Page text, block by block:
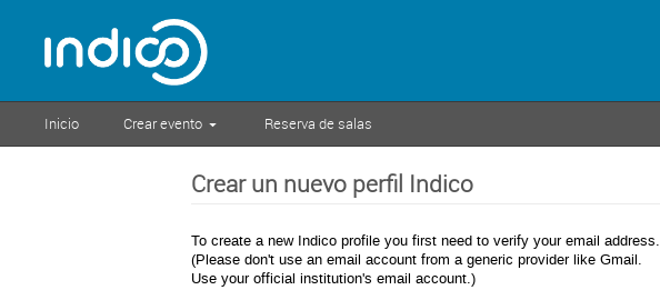
Inicio Crear evento Reserva de salas
Crear un nuevo perfil Indico
To create a new Indico profile you first need to verify your email address.
(Please don't use an email account from a generic provider like Gmail.
Use your official institution's email account.)